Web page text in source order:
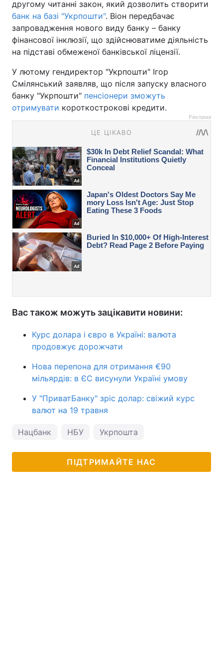
другому читанні закон, який дозволить створити
банк на базі "Укрпошти". Віон передбачає
запровадження нового виду банку – банку
фінансової інклюзії, що здійснюватиме діяльність
на підставі обмеженої банківської ліцензії.
У лютому гендиректор "Укрпошти" Ігор
Смілянський заявляв, що після запуску власного
банку "Укрпошти" пенсіонери зможуть
отримувати короткострокові кредити.
Реклама
Вас також можуть зацікавити новини:
Курс долара і євро в Україні: валюта
продовжує дорожчати
Нова перепона для отримання €90
мільярдів: в ЄС висунули Україні умову
У "ПриватБанку" зріс долар: свіжий курс
валют на 19 травня
Нацбанк НБУ Укрпошта
ПІДТРИМАЙТЕ НАС